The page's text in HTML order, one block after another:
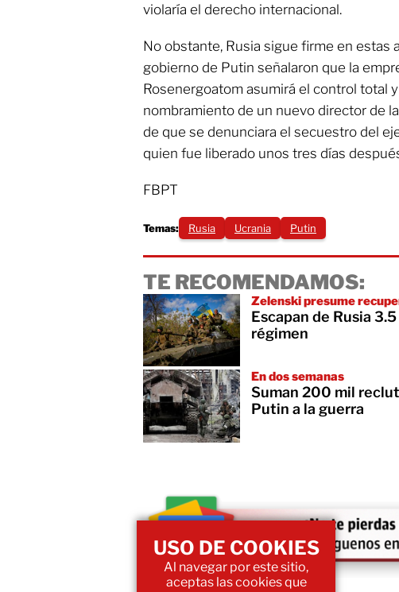
violaría el derecho internacional.
No obstante, Rusia sigue firme en estas
gobierno de Putin señalaron que la
Rosenergoatom asumirá el control total
nombramiento de un nuevo director de
de que se denunciara el secuestro del
quien fue liberado unos tres días
FBPT
Temas: Rusia Ucrania Putin
TE RECOMENDAMOS:
Zelenski presume
Escapan de Rusia
régimen
En dos semanas
Suman 200 mil
Putin a la guerra
USO DE COOKIES
Al navegar por este sitio,
aceptas las cookies que